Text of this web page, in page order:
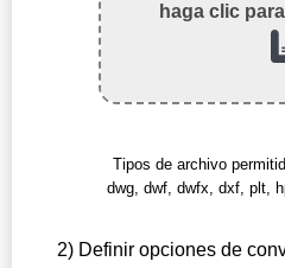
haga clic
Tipos de archivo
dwg, dwf, dwfx, dxf, plt,
2) Definir opciones de